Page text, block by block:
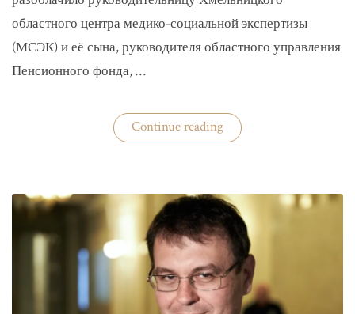
областного центра медико-социальной экспертизы
(МСЭК) и её сына, руководителя областного управления
Пенсионного фонда, …
Continue reading«В
Хмельницком
сын
зарабатывали
на
уклонистах»